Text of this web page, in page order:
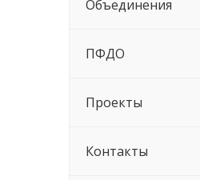
Объединения
ПФДО
Проекты
Контакты